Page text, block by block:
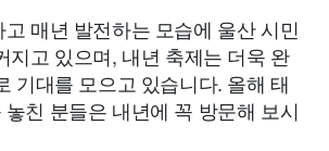
매년 발전하는 모습에 울산 시민
지고 있으며, 내년 축제는 더욱 완
기대를 모으고 있습니다. 올해 태
친 분들은 내년에 꼭 방문해 보시